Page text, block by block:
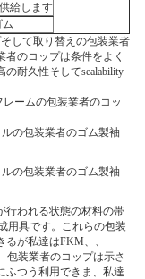
給します
して取り替えの包装業者
のコップは条件をよく
耐久性そしてsealability
ームの包装業者のコッ
行われる状態の材料の帯
用具です。これらの包装
が私達はFKM、、
包装業者のコップは示さ
ふつう利用できま、私達